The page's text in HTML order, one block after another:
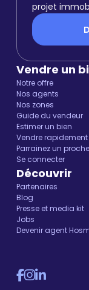
projet
Vendre un
Notre offre
Nos agents
Nos zones
Guide du vendeur
Estimer un bien
Vendre rapidement
Parrainez un proche
Se connecter
Découvrir
Partenaires
Blog
Presse et media kit
Jobs
Devenir agent